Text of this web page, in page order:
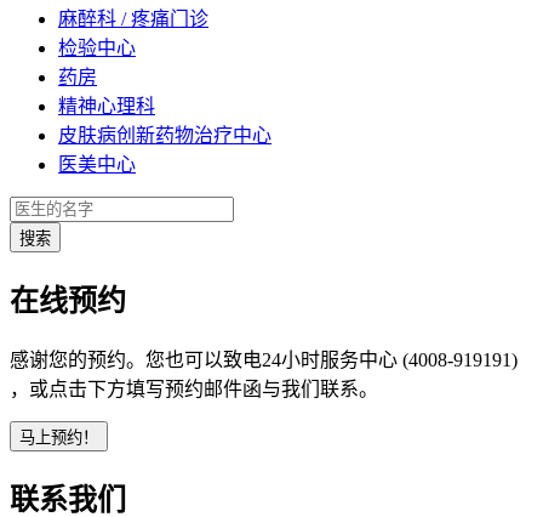
麻醉科 / 疼痛门诊
检验中心
药房
精神心理科
皮肤病创新药物治疗中心
医美中心
在线预约
感谢您的预约。您也可以致电24小时服务中心 (4008-919191)
，或点击下方填写预约邮件函与我们联系。
联系我们